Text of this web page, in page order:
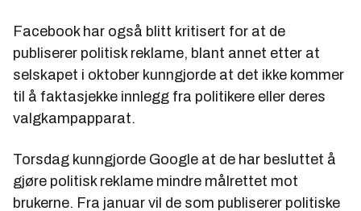
Facebook har også blitt kritisert for at de
publiserer politisk reklame, blant annet etter at
selskapet i oktober kunngjorde at det ikke kommer
til å faktasjekke innlegg fra politikere eller deres
valgkampapparat.
Torsdag kunngjorde Google at de har besluttet å
gjøre politisk reklame mindre målrettet mot
brukerne. Fra januar vil de som publiserer politiske